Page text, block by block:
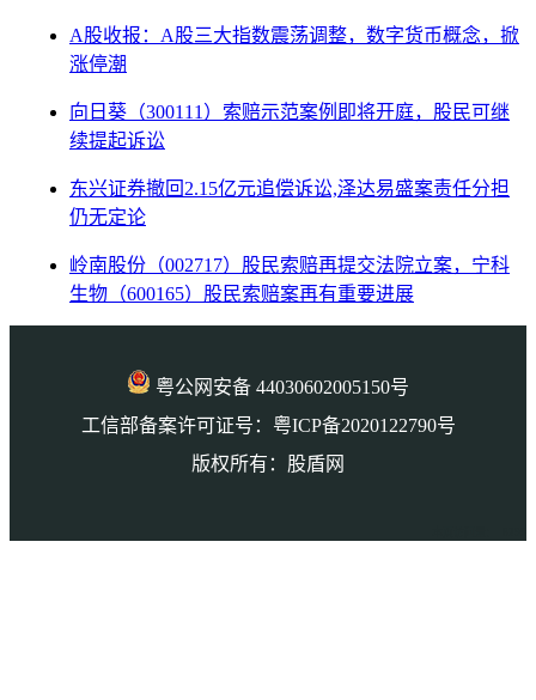
A股收报：A股三大指数震荡调整，数字货币概念，掀
涨停潮
向日葵（300111）索赔示范案例即将开庭，股民可继
续提起诉讼
东兴证券撤回2.15亿元追偿诉讼,泽达易盛案责任分担
仍无定论
岭南股份（002717）股民索赔再提交法院立案，宁科
生物（600165）股民索赔案再有重要进展
粤公网安备 44030602005150号
工信部备案许可证号：粤ICP备2020122790号
版权所有：股盾网